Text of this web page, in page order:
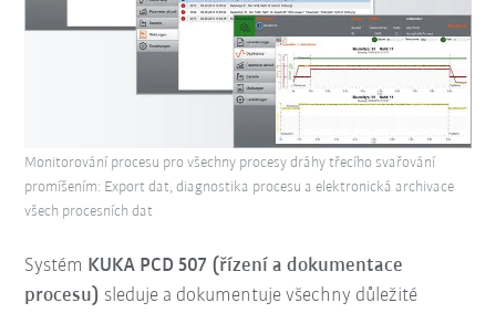
Systém KUKA PCD 507 (řízení a dokumentace
procesu) sleduje a dokumentuje všechny důležité
Monitorování procesu pro všechny procesy dráhy třecího svařování
promíšením: Export dat, diagnostika procesu a elektronická archivace
všech procesních dat